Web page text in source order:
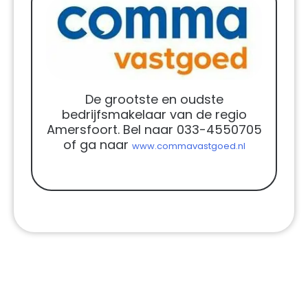
De grootste en oudste
bedrijfsmakelaar van de regio
Amersfoort. Bel naar 033-4550705
of ga naar www.commavastgoed.nl